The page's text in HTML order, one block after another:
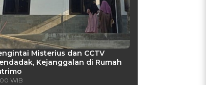
Misterius dan CCTV
Kejanggalan di Rumah
WIB